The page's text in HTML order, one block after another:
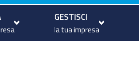
GESTISCI
la tua impresa